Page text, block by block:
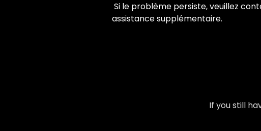
Si le problème persiste, veuillez
assistance supplémentaire.
If you still